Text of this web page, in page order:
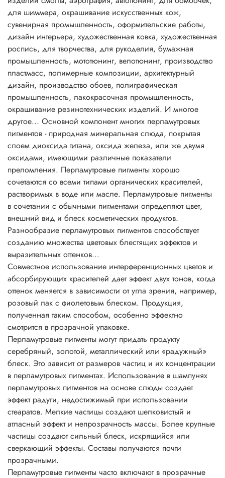
смотрится в прозрачной упаковке.
Перламутровые пигменты могут придать продукту
серебряный, золотой, металлический или «радужный»
блеск. Это зависит от размеров частиц и их концентрации
в перламутровых пигментах. Использование в шампунях
перламутровых пигментов на основе слюды создает
эффект радуги, недостижимый при использовании
стеаратов. Мелкие частицы создают шелковистый и
атласный эффект и непрозрачность массы. Более крупные
частицы создают сильный блеск, искрящийся или
сверкающий эффекты. Составы получаются почти
прозрачными.
Перламутровые пигменты часто включают в прозрачные
смеси. Чем более светопроницаем состав, тем лучше
эффект и меньше необходимая концентрация.
Непрозрачные составы требуют больше пигмента,
поскольку светорассеивание снижает перламутровый
блеск.
Основные характеристики перламутровых пигментов
• физиологически безопасны;
• не растворимы в воде, разбавляются кислотами и
щелочами;
• негорючие вещества;
• устойчивы до 800°C;
• устойчивы к УФ;
• превосходно сочетаются с другими пигментами;
• устойчивы к растворителям;
• легко смешиваются друг с другом, давая неожиданные
эффекты искрящегося типа;
• легко диспергируются во всех системах с
нитроцеллюлозой.
Рекомендации по применению:
Соотношение для смешивания 1:10 до 3:10 по массе (на
1-3 части пигмента : 10 частей бесцветной прозрачной
основы, лака, краски, геля и т.д.)
Пропорции смешивания напрямую зависят от желаемого
эффекта, насколько сильно вы желаете проявить свойства
пигмента на окрашиваемой поверхности.
Блеск цвет и эффекты появляется уже при 3-5%-ном
для шиммера, окрашивание искусственных кож,
сувенирная промышленность, оформительские работы,
дизайн интерьера, художественная ковка, художественная
роспись, для творчества, для рукоделия, бумажная
промышленность, мототюнинг, велотюнинг, производство
пластмасс, полимерные композиции, архитектурный
дизайн, производство обоев, полиграфическая
промышленность, лакокрасочная промышленность,
окрашивание резинотехнических изделий. И многое
другое... Основной компонент многих перламутровых
пигментов - природная минеральная слюда, покрытая
слоем диоксида титана, оксида железа, или же двумя
оксидами, имеющими различные показатели
преломления. Перламутровые пигменты хорошо
сочетаются со всеми типами органических красителей,
растворимых в воде или масле. Перламутровые пигменты
в сочетании с обычными пигментами определяют цвет,
внешний вид и блеск косметических продуктов.
Разнообразие перламутровых пигментов способствует
созданию множества цветовых блестящих эффектов и
выразительных оттенков...
Совместное использование интерференционных цветов и
абсорбирующих красителей дает эффект двух тонов, когда
оттенок меняется в зависимости от угла зрения, например,
розовый лак с фиолетовым блеском. Продукция,
полученная таким способом, особенно эффектно
смотрится в прозрачной упаковке.
Перламутровые пигменты могут придать продукту
серебряный, золотой, металлический или «радужный»
блеск. Это зависит от размеров частиц и их концентрации
в перламутровых пигментах. Использование в шампунях
перламутровых пигментов на основе слюды создает
эффект радуги, недостижимый при использовании
стеаратов. Мелкие частицы создают шелковистый и
атласный эффект и непрозрачность массы. Более крупные
частицы создают сильный блеск, искрящийся или
сверкающий эффекты. Составы получаются почти
прозрачными.
Перламутровые пигменты часто включают в прозрачные